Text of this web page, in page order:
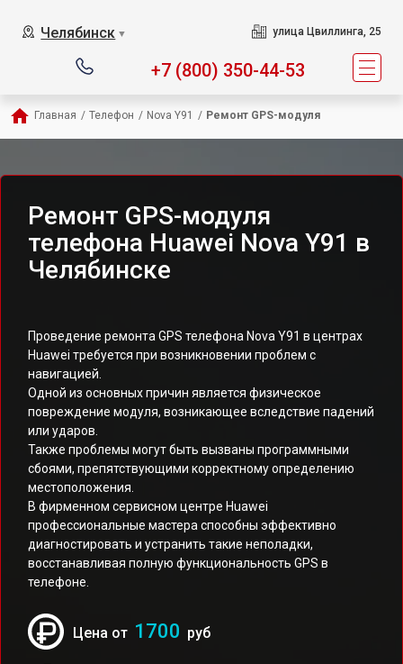
Челябинск ▼ улица Цвиллинга, 25
+7 (800) 350-44-53
Главная / Телефон / Nova Y91 / Ремонт GPS-модуля
Ремонт GPS-модуля
телефона Huawei Nova Y91 в
Челябинске
Проведение ремонта GPS телефона Nova Y91 в центрах
Huawei требуется при возникновении проблем с
навигацией.
Одной из основных причин является физическое
повреждение модуля, возникающее вследствие падений
или ударов.
Также проблемы могут быть вызваны программными
сбоями, препятствующими корректному определению
местоположения.
В фирменном сервисном центре Huawei
профессиональные мастера способны эффективно
диагностировать и устранить такие неполадки,
восстанавливая полную функциональность GPS в
телефоне.
Цена от 1700 руб